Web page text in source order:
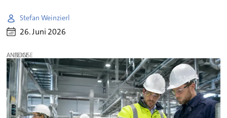
Stefan Weinzierl
26. Juni 2026
ANZEIGE